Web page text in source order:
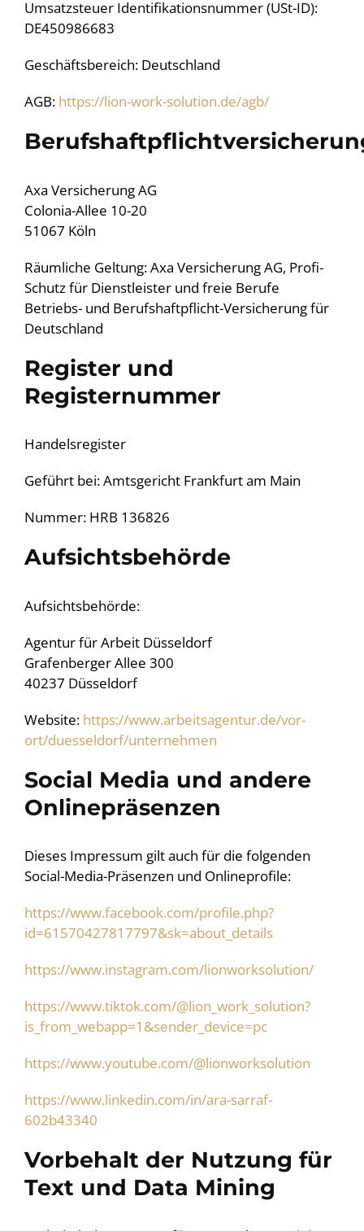
Umsatzsteuer Identifikationsnummer (USt-ID):
DE450986683
Geschäftsbereich: Deutschland
AGB: https://lion-work-solution.de/agb/
Axa Versicherung AG
Colonia-Allee 10-20
51067 Köln
Räumliche Geltung: Axa Versicherung AG, Profi-
Schutz für Dienstleister und freie Berufe
Betriebs- und Berufshaftpflicht-Versicherung für
Deutschland
Register und
Registernummer
Handelsregister
Geführt bei: Amtsgericht Frankfurt am Main
Nummer: HRB 136826
Aufsichtsbehörde
Aufsichtsbehörde:
Agentur für Arbeit Düsseldorf
Grafenberger Allee 300
40237 Düsseldorf
Website: https://www.arbeitsagentur.de/vor-
ort/duesseldorf/unternehmen
Social Media und andere
Onlinepräsenzen
Dieses Impressum gilt auch für die folgenden
Social-Media-Präsenzen und Onlineprofile:
https://www.facebook.com/profile.php?
id=61570427817797&sk=about_details
https://www.instagram.com/lionworksolution/
https://www.tiktok.com/@lion_work_solution?
is_from_webapp=1&sender_device=pc
https://www.youtube.com/@lionworksolution
https://www.linkedin.com/in/ara-sarraf-
602b43340
Vorbehalt der Nutzung für
Text und Data Mining